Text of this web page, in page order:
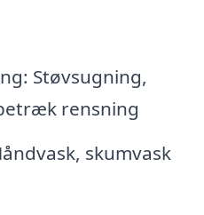
Støvsugning,
rensning
skumvask